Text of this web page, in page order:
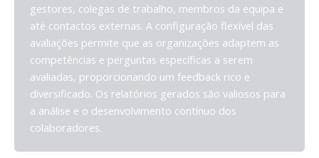
gestores, colegas de trabalho, membros da equipa e
até contactos externas. A configuração flexível das
avaliações permite que as organizações adaptem as
competências e perguntas específicas a serem
avaliadas, proporcionando um feedback rico e
diversificado. Os relatórios gerados são valiosos para
a análise e o desenvolvimento contínuo dos
colaboradores.